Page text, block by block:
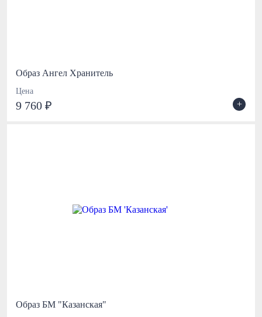
Образ Ангел Хранитель
Цена
9 760 ₽ +
Образ БМ "Казанская"